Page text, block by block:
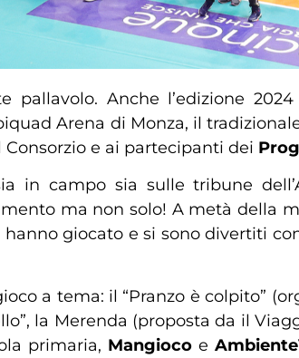
Anche l’edizione 2024
Arena di Monza, il
e ai partecipanti dei
in campo sia sulle tribune
ma non solo! A metà della
hanno giocato e si sono divertiti
a tema: il “Pranzo è colpito”
la Merenda (proposta da il
primaria, Mangioco e